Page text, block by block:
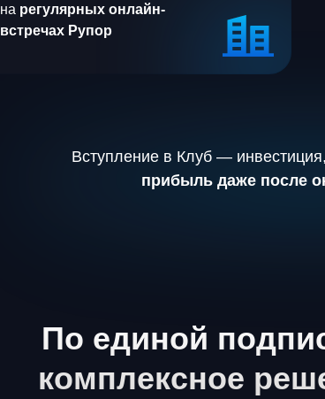
Вступление в Клуб —
прибыль даже после
на регулярных онлайн-
встречах Рупор
По единой
комплексное